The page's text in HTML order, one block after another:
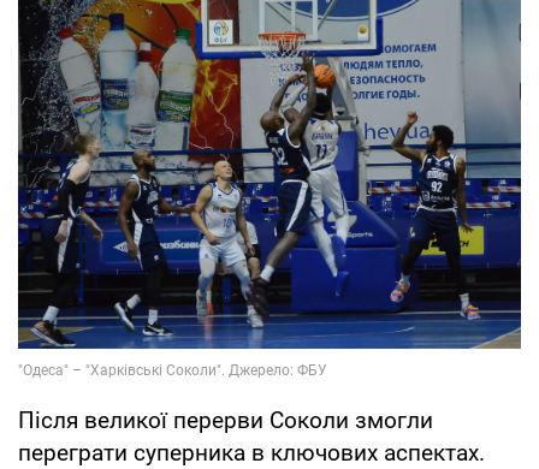
Після великої перерви Соколи змогли
переграти суперника в ключових аспектах.